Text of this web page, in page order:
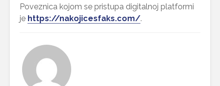
Poveznica kojom se pristupa digitalnoj platformi
je https://nakojicesfaks.com/.